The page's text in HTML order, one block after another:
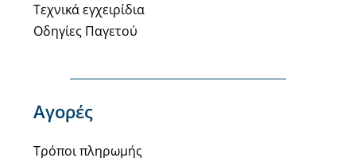
Τεχνικά εγχειρίδια
Οδηγίες Παγετού
Αγορές
Τρόποι πληρωμής